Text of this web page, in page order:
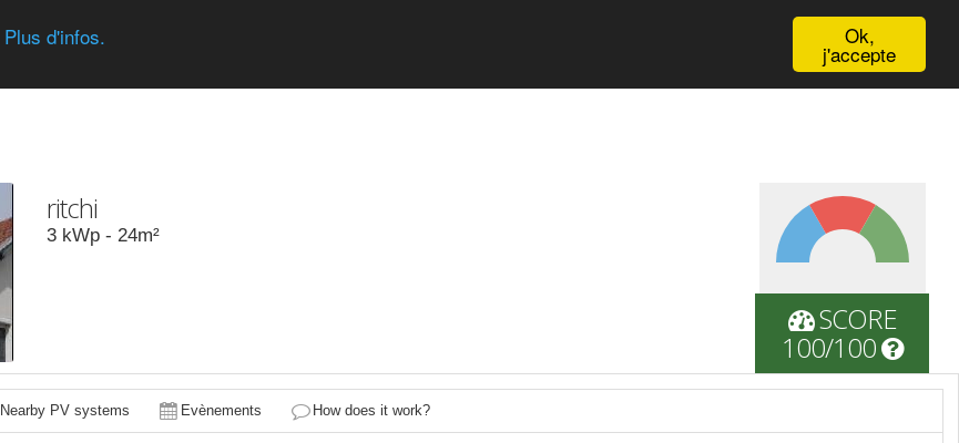
Ok,
j'accepte
Plus d'infos.
ritchi
3 kWp - 24m²
SCORE
100/100
Nearby PV systems Evènements How does it work?